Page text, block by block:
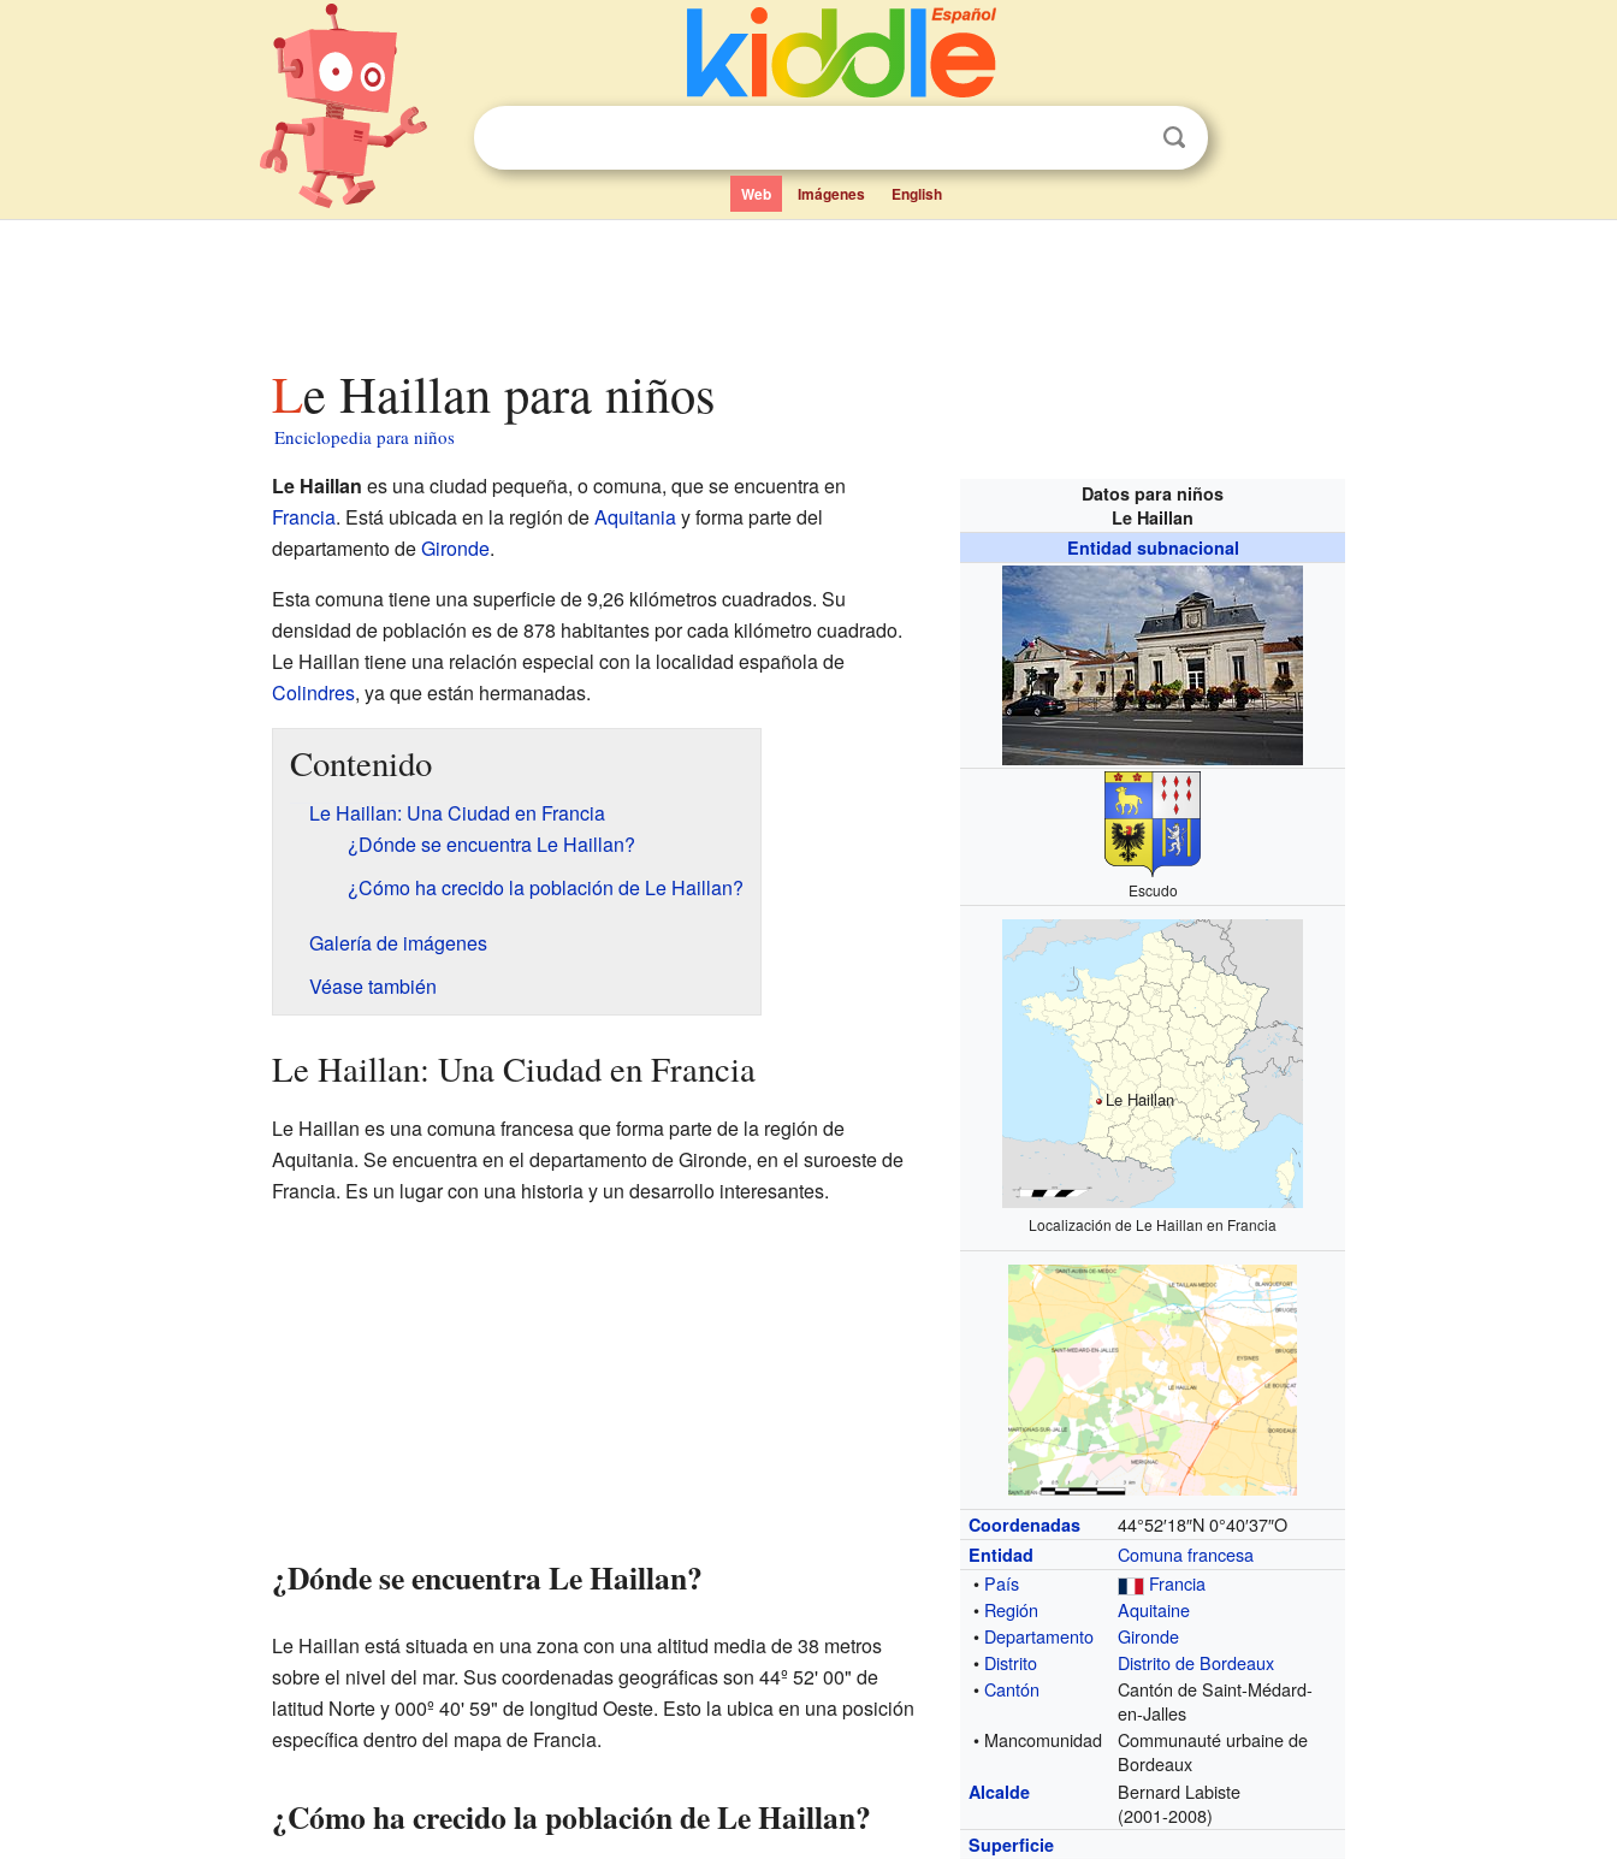
Web Imágenes English
Le Haillan para niños
Enciclopedia para niños
Datos para niños
Le Haillan
Entidad subnacional
Escudo
Le Haillan
Localización de Le Haillan en Francia
Coordenadas 44°52′18″N 0°40′37″O
Entidad
Comuna francesa
• País
Francia
• Región
Aquitaine
• Departamento
Gironde
• Distrito
Distrito de Bordeaux
•Cantón
Cantón de Saint-Médard-
en-Jalles
• Mancomunidad
Communauté urbaine de
Bordeaux
Alcalde
Bernard Labiste
(2001-2008)
Superficie
Le Haillan es una ciudad pequeña, o comuna, que se encuentra en
Francia. Está ubicada en la región deAquitaniay forma parte del
departamento deGironde.
Esta comuna tiene una superficie de 9,26 kilómetros cuadrados. Su
densidad de población es de 878 habitantes por cada kilómetro cuadrado.
Le Haillan tiene una relación especial con la localidad española de
Colindres, ya que están hermanadas.
Contenido
Le Haillan: Una Ciudad en Francia
¿Dónde se encuentra Le Haillan?
¿Cómo ha crecido la población de Le Haillan?
Galería de imágenes
Véase también
Le Haillan: Una Ciudad en Francia
Le Haillan es una comuna francesa que forma parte de la región de
Aquitania. Se encuentra en el departamento de Gironde, en el suroeste de
Francia. Es un lugar con una historia y un desarrollo interesantes.
¿Dónde se encuentra Le Haillan?
Le Haillan está situada en una zona con una altitud media de 38 metros
sobre el nivel del mar. Sus coordenadas geográficas son 44º 52' 00" de
latitud Norte y 000º 40' 59" de longitud Oeste. Esto la ubica en una posición
específica dentro del mapa de Francia.
¿Cómo ha crecido la población de Le Haillan?